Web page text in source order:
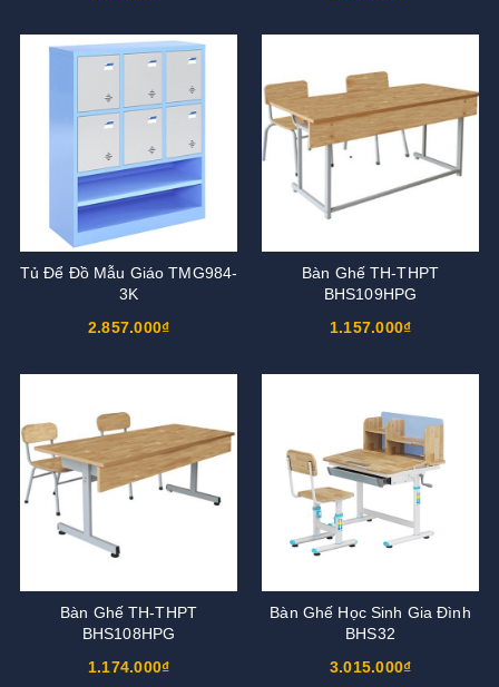
Tủ Để Đồ Mẫu Giáo TMG984-
3K
2.857.000₫
Bàn Ghế TH-THPT
BHS109HPG
1.157.000₫
Bàn Ghế TH-THPT
BHS108HPG
1.174.000₫
Bàn Ghế Học Sinh Gia Đình
BHS32
3.015.000₫